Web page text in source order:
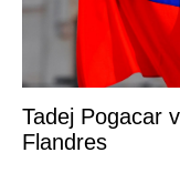
Tadej Pogacar
Flandres